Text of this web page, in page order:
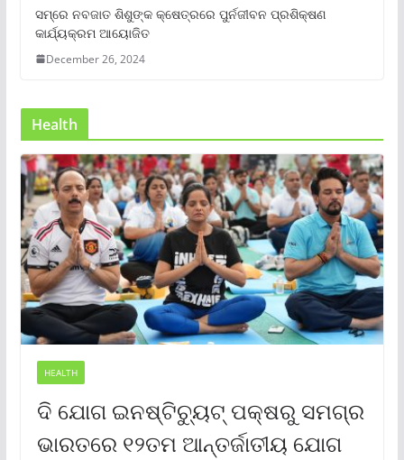
ସମ୍‌ରେ ନବଜାତ ଶିଶୁଙ୍କ କ୍ଷେତ୍ରରେ ପୁର୍ନଜୀବନ ପ୍ରଶିକ୍ଷଣ
କାର୍ଯ୍ୟକ୍ରମ ଆୟୋଜିତ
December 26, 2024
Health
HEALTH
ଦି ଯୋଗ ଇନଷ୍ଟିଚ୍ୟୁଟ୍ ପକ୍ଷରୁ ସମଗ୍ର
ଭାରତରେ ୧୨ତମ ଆନ୍ତର୍ଜାତୀୟ ଯୋଗ